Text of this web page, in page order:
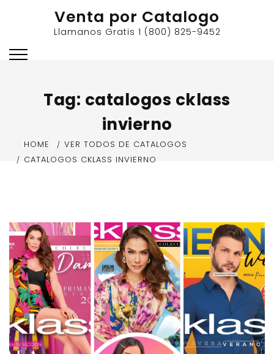
Venta por Catalogo
Llamanos Gratis 1 (800) 825-9452
Tag: catalogos cklass
invierno
HOME
VER TODOS DE CATALOGOS
CATALOGOS CKLASS INVIERNO